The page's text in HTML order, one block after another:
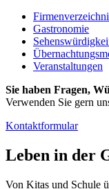
Gastronomie
Veranstaltungen
Sie haben Fragen,
Verwenden Sie gern
Kontaktformular
Leben in der
Von Kitas und Schule